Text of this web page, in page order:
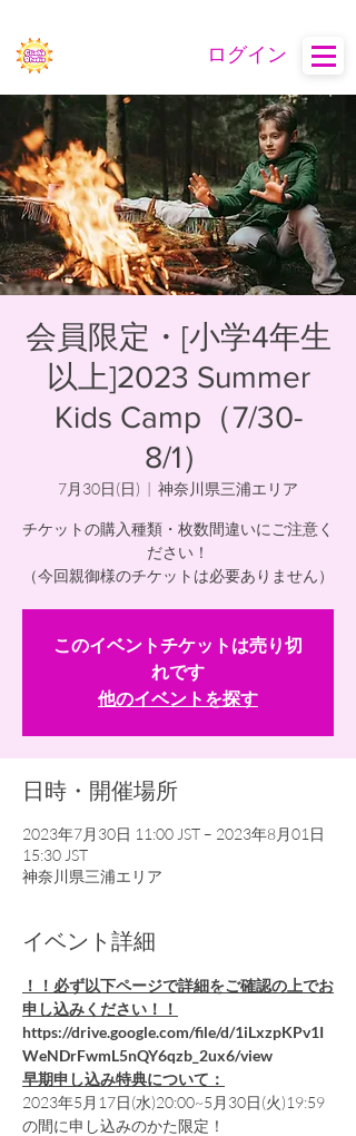
ログイン
会員限定・[小学4年生
以上]2023 Summer
Kids Camp（7/30-
8/1）
7月30日(日)
  |
神奈川県三浦エリア
チケットの購入種類・枚数間違いにご注意く
ださい！
（今回親御様のチケットは必要ありません）
このイベントチケットは売り切
れです
他のイベントを探す
日時・開催場所
2023年7月30日 11:00 JST – 2023年8月01日
15:30 JST
神奈川県三浦エリア
イベント詳細
！！必ず以下ページで詳細をご確認の上でお
申し込みください！！
https://drive.google.com/file/d/1iLxzpKPv1I
WeNDrFwmL5nQY6qzb_2ux6/view
早期申し込み特典について：
2023年5月17日(水)20:00~5月30日(火)19:59
の間に申し込みのかた限定！